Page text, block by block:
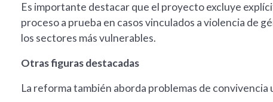
Es importante destacar que el proyecto excluye
proceso a prueba en casos vinculados a violencia de
los sectores más vulnerables.
Otras figuras destacadas
La reforma también aborda problemas de